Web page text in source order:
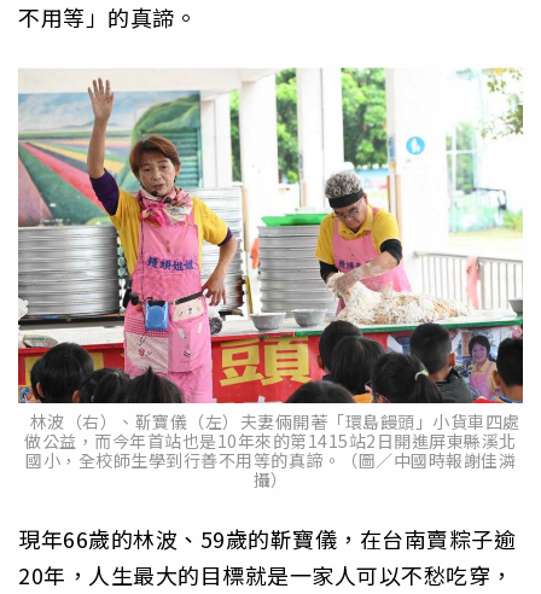
不用等」的真諦。
林波（右）、靳寶儀（左）夫妻倆開著「環島饅頭」小貨車四處
做公益，而今年首站也是10年來的第1415站2日開進屏東縣溪北
國小，全校師生學到行善不用等的真諦。（圖／中國時報謝佳潾
攝）
現年66歲的林波、59歲的靳寶儀，在台南賣粽子逾
20年，人生最大的目標就是一家人可以不愁吃穿，